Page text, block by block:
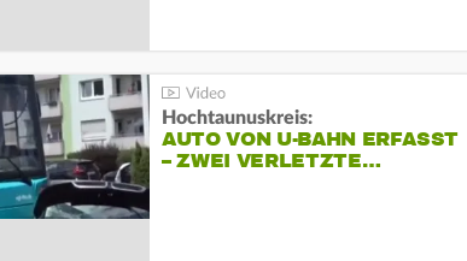
Hochtaunuskreis:
AUTO VON U-BAHN ERFASST
– ZWEI VERLETZTE…